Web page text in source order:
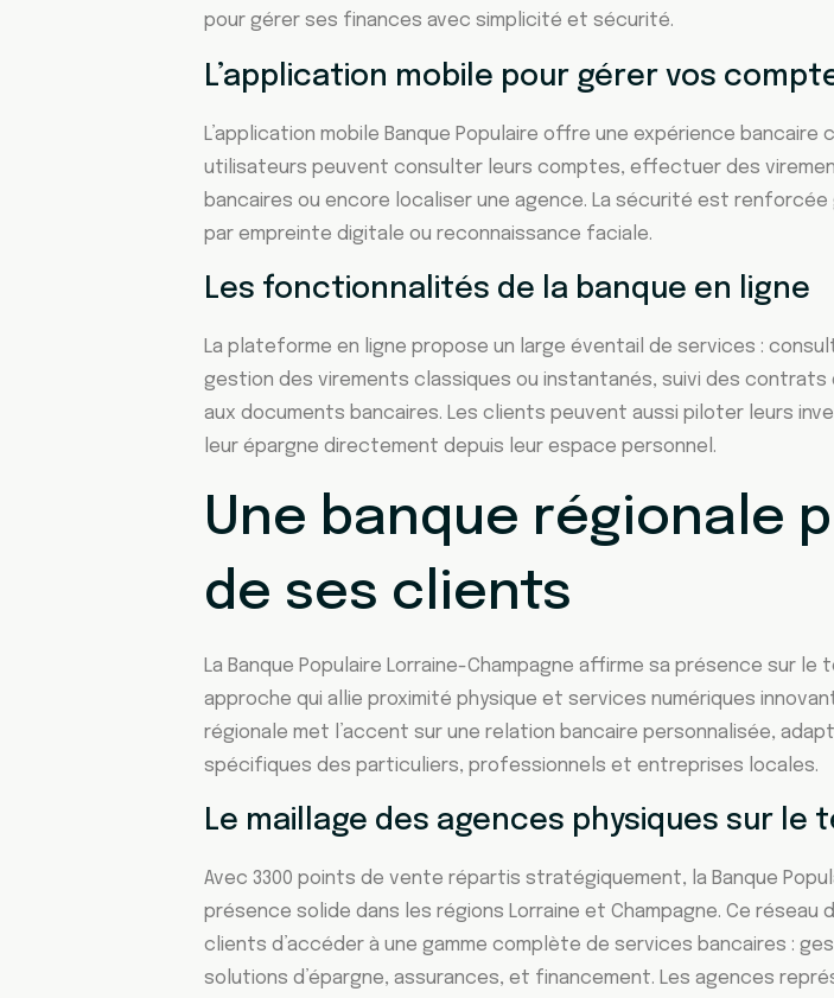
pour gérer ses finances avec simplicité et sécurité.
L’application mobile pour gérer vos
L’application mobile Banque Populaire offre une expérience bancaire
utilisateurs peuvent consulter leurs comptes, effectuer des
bancaires ou encore localiser une agence. La sécurité est renforcée
par empreinte digitale ou reconnaissance faciale.
Les fonctionnalités de la banque en ligne
La plateforme en ligne propose un large éventail de services :
gestion des virements classiques ou instantanés, suivi des contrats
aux documents bancaires. Les clients peuvent aussi piloter leurs
leur épargne directement depuis leur espace personnel.
Une banque régionale
de ses clients
La Banque Populaire Lorraine-Champagne affirme sa présence sur le
approche qui allie proximité physique et services numériques
régionale met l’accent sur une relation bancaire personnalisée,
spécifiques des particuliers, professionnels et entreprises locales.
Le maillage des agences physiques sur le
Avec 3300 points de vente répartis stratégiquement, la Banque
présence solide dans les régions Lorraine et Champagne. Ce réseau
clients d’accéder à une gamme complète de services bancaires :
solutions d’épargne, assurances, et financement. Les agences